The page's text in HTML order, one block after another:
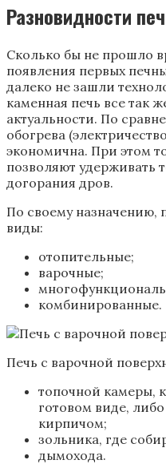
Разновидности
Сколько бы не прошло
появления первых
далеко не зашли
каменная печь все так
актуальности. По
обогрева
экономична. При этом
позволяют удерживать
догорания дров.
По своему назначению,
виды:
отопительные;
варочные;
комбинированные.
Печь с варочной
топочной камеры,
готовом виде,
кирпичом;
зольника, где
дымохода.